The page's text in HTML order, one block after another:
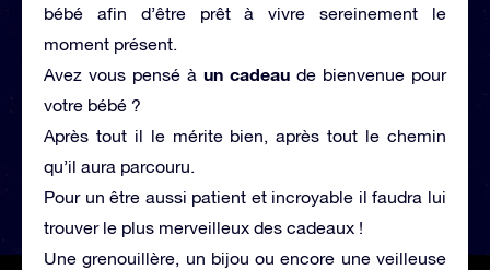
bébé afin d’être prêt à vivre sereinement le
moment présent.
Avez vous pensé à un cadeau de bienvenue pour
votre bébé ?
Après tout il le mérite bien, après tout le chemin
qu’il aura parcouru.
Pour un être aussi patient et incroyable il faudra lui
trouver le plus merveilleux des cadeaux !
Une grenouillère, un bijou ou encore une veilleuse